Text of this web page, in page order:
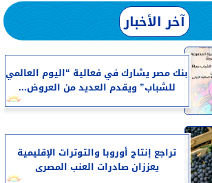
آخر الأخبار
بنك مصر يشارك في فعالية “اليوم العالمي
للشباب” ويقدم العديد من العروض...
تراجع إنتاج أوروبا والتوترات الإقليمية
يعززان صادرات العنب المصرى